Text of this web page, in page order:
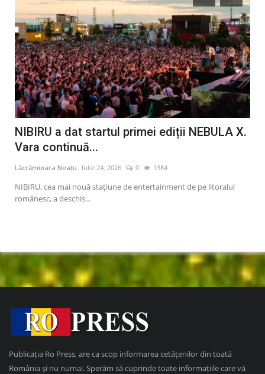
NIBIRU a dat startul primei ediții NEBULA X.
Vara continuă...
Lăcrămioara Neațu Iulie 24, 2026 0 1384
NIBIRU, cea mai nouă stațiune de entertainment de pe litoralul
românesc, a deschis...
Publicația Ro Press, are ca scop informarea cetățenilor din toată
România și nu numai. Sperăm să cuprinde toate informațiile care vă